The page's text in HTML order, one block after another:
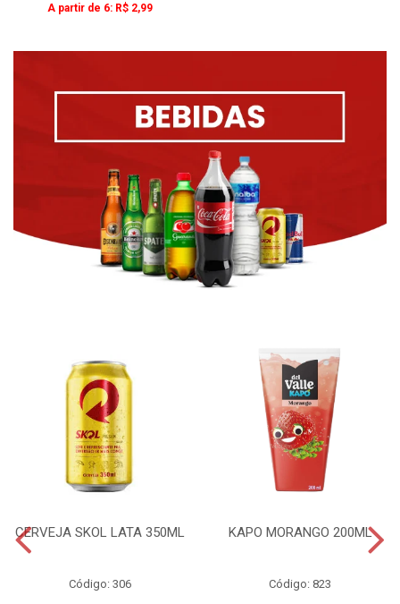
A partir de 6: R$ 2,99
CERVEJA SKOL LATA 350ML
Código: 306
KAPO MORANGO 200ML
Código: 823